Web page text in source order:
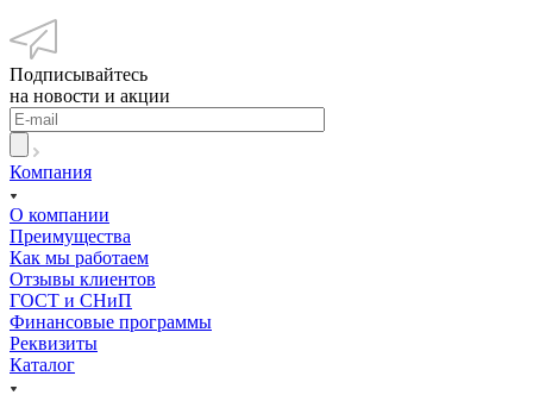
Подписывайтесь
на новости и акции
Компания
О компании
Преимущества
Как мы работаем
Отзывы клиентов
ГОСТ и СНиП
Финансовые программы
Реквизиты
Каталог